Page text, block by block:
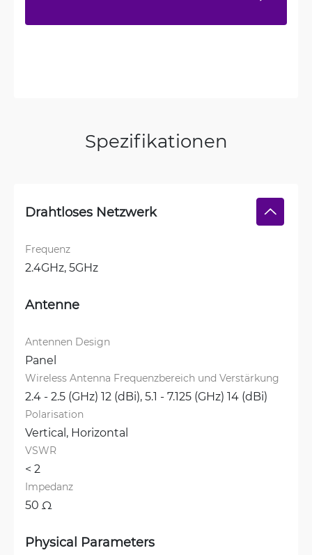
Spezifikationen
Drahtloses Netzwerk
Frequenz
2.4GHz, 5GHz
Antenne
Antennen Design
Panel
Wireless Antenna Frequenzbereich und Verstärkung
2.4 - 2.5 (GHz) 12 (dBi), 5.1 - 7.125 (GHz) 14 (dBi)
Polarisation
Vertical, Horizontal
VSWR
< 2
Impedanz
50 Ω
Physical Parameters